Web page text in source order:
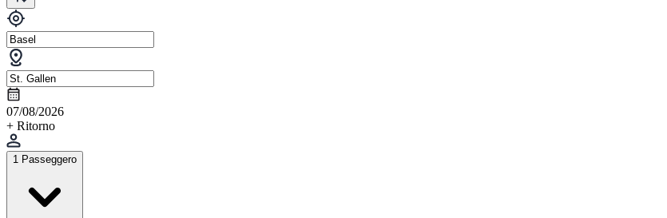
07/08/2026
+ Ritorno
1 Passeggero